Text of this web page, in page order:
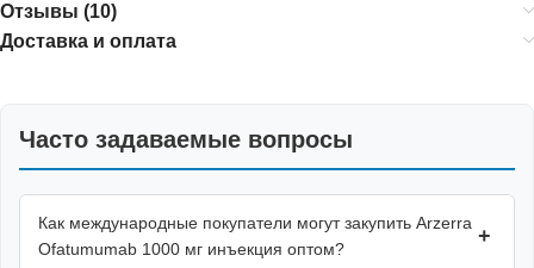
Отзывы (10)
Доставка и оплата
Часто задаваемые вопросы
Как международные покупатели могут закупить Arzerra
Ofatumumab 1000 мг инъекция оптом?
+